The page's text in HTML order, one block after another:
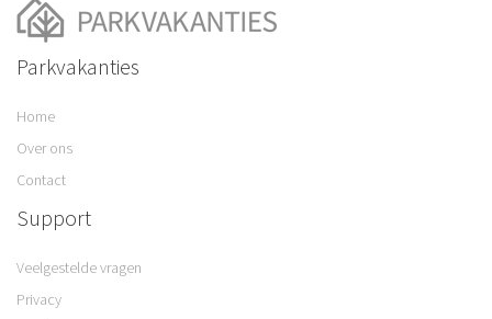
Parkvakanties
Home
Over ons
Contact
Support
Veelgestelde vragen
Privacy